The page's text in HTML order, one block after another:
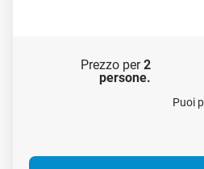
Prezzo per2
persone.
Puoi